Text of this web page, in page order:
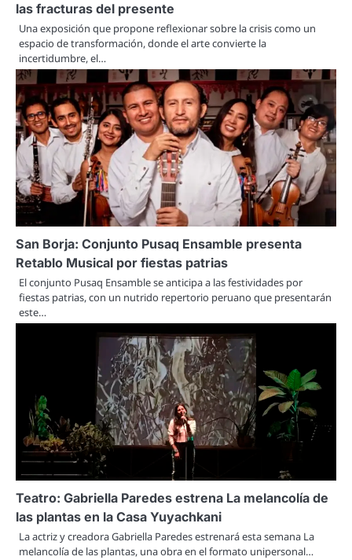
las fracturas del presente
Una exposición que propone reflexionar sobre la crisis como un
espacio de transformación, donde el arte convierte la
incertidumbre, el…
San Borja: Conjunto Pusaq Ensamble presenta
Retablo Musical por fiestas patrias
El conjunto Pusaq Ensamble se anticipa a las festividades por
fiestas patrias, con un nutrido repertorio peruano que presentarán
este…
Teatro: Gabriella Paredes estrena La melancolía de
las plantas en la Casa Yuyachkani
La actriz y creadora Gabriella Paredes estrenará esta semana La
melancolía de las plantas, una obra en el formato unipersonal…